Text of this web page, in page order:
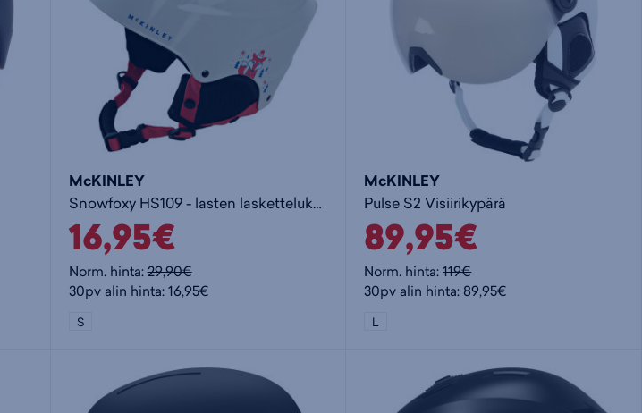
McKINLEY
Snowfoxy HS109 - lasten laskettelukypärä
16,95€
Norm. hinta:29,90€
30pv alin hinta: 16,95€
S
McKINLEY
Pulse S2 Visiirikypärä
89,95€
Norm. hinta:119€
30pv alin hinta: 89,95€
L